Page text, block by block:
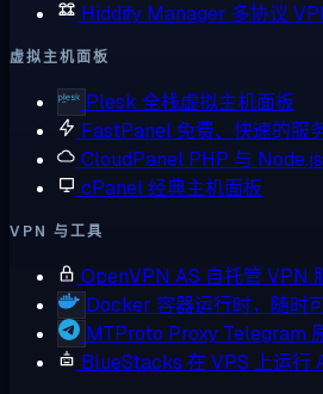
Hiddify Manager 多协议
虚拟主机面板
Plesk 全栈虚拟主机面板
FastPanel 免费、快速的服
CloudPanel PHP 与
cPanel经典主机面板
VPN 与工具
OpenVPN AS 自托管 VPN
Docker 容器运行时，随时
MTProto Proxy Telegram
BlueStacks 在 VPS 上运行